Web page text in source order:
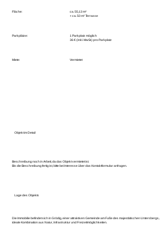
Fläche:
Parkplätze:
Miete:
ca. 55,13 m²
+ ca. 50 m² Terrasse
1 Parkplatz möglich
36 € (inkl. MwSt.) pro Parkplatz
Vermietet
Objekt im Detail
Beschreibung noch in Arbeit, da das Objekt vermietet ist.
Bis die Beschreibung fertig ist, bitte bei Interesse über das Kontaktformular anfragen.
Lage des Objekts
Die Immobilie befindet sich in Grödig, einer attraktiven Gemeinde am Fuße des majestätischen
ideale Kombination aus Natur, Infrastruktur und Freizeitmöglichkeiten.